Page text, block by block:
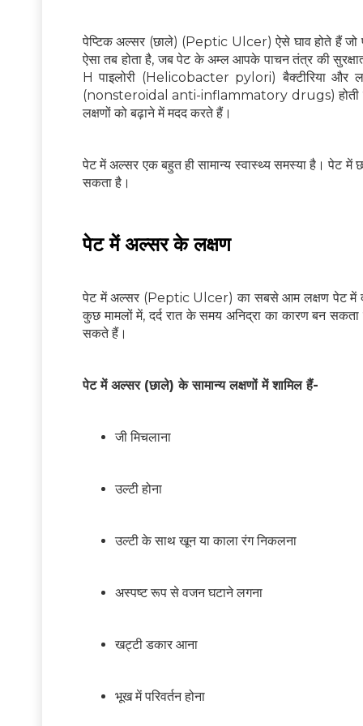
पेप्टिक अल्सर (छाले) (Peptic Ulcer) ऐसे घाव होते हैं जो
ऐसा तब होता है, जब पेट के अम्ल आपके पाचन तंत्र की
H पाइलोरी (Helicobacter pylori) बैक्‍टीरिया और
(nonsteroidal anti-inflammatory drugs)
लक्षणों को बढ़ाने में मदद करते हैं।
पेट में अल्सर एक बहुत ही सामान्य स्वास्थ्य समस्या है। पेट में
सकता है।
पेट में अल्सर के लक्षण
पेट में अल्सर (Peptic Ulcer) का सबसे आम लक्षण पेट में
कुछ मामलों में, दर्द रात के समय अनिद्रा का कारण बन
सकते हैं।
पेट में अल्सर (छाले) के सामान्य लक्षणों में शामिल हैं-
जी मिचलाना
उल्टी होना
उल्टी के साथ खून या काला रंग निकलना
अस्पष्ट रूप से वजन घटाने लगना
खट्टी डकार आना
भूख में परिवर्तन होना